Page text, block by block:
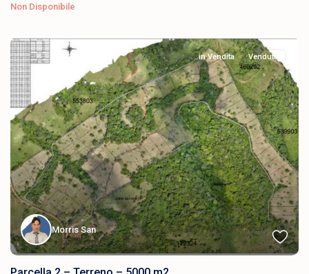
Non Disponibile
in Vendita Venduta
Morris San